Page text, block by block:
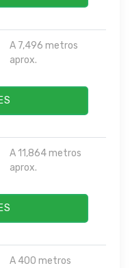
A 7,496 metros
aprox.
A 11,864 metros
aprox.
A 400 metros